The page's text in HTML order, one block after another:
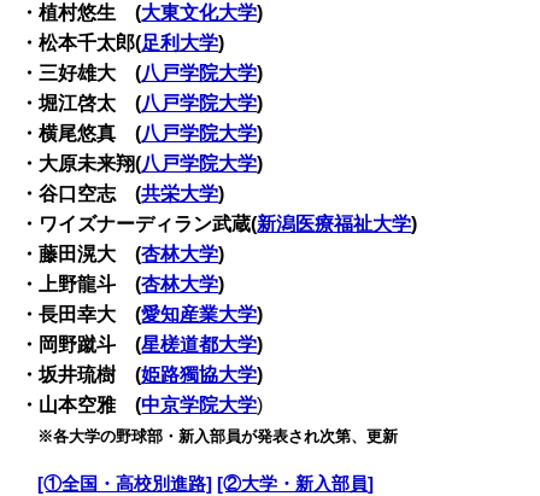
・植村悠生 (大東文化大学)
・松本千太郎(足利大学)
・三好雄大 (八戸学院大学)
・堀江啓太 (八戸学院大学)
・横尾悠真 (八戸学院大学)
・大原未来翔(八戸学院大学)
・谷口空志 (共栄大学)
・ワイズナーディラン武蔵(新潟医療福祉大学)
・藤田滉大 (杏林大学)
・上野龍斗 (杏林大学)
・長田幸大 (愛知産業大学)
・岡野蹴斗 (星槎道都大学)
・坂井琉樹 (姫路獨協大学)
・山本空雅 (中京学院大学)
※各大学の野球部・新入部員が発表され次第、更新
[①全国・高校別進路] [②大学・新入部員]